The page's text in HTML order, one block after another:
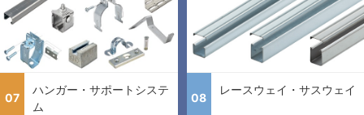
07
ハンガー・サポートシステ
ム
08
レースウェイ・サスウェイ